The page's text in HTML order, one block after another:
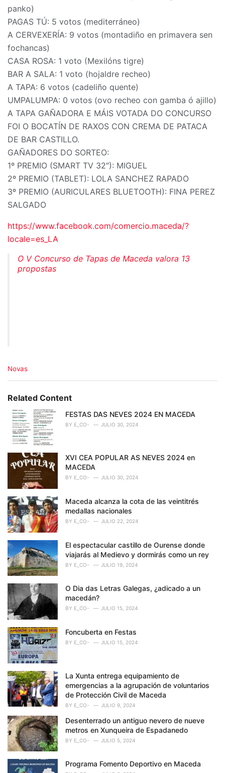
panko)
PAGAS TÚ: 5 votos (mediterráneo)
A CERVEXERÍA: 9 votos (montadiño en primavera sen
fochancas)
CASA ROSA: 1 voto (Mexilóns tigre)
BAR A SALA: 1 voto (hojaldre recheo)
A TAPA: 6 votos (cadeliño quente)
UMPALUMPA: 0 votos (ovo recheo con gamba ó ajillo)
A TAPA GAÑADORA E MÁIS VOTADA DO CONCURSO
FOI O BOCATÍN DE RAXOS CON CREMA DE PATACA
DE BAR CASTILLO.
GAÑADORES DO SORTEO:
1º PREMIO (SMART TV 32″): MIGUEL
2º PREMIO (TABLET): LOLA SANCHEZ RAPADO
3º PREMIO (AURICULARES BLUETOOTH): FINA PEREZ
SALGADO
https://www.facebook.com/comercio.maceda/?
locale=es_LA
O V Concurso de Tapas de Maceda valora 13
propostas
C
e
Novas
Related Content
FESTAS DAS NEVES 2024 EN MACEDA
BY E_CO- JULIO 30, 2024
XVI CEA POPULAR AS NEVES 2024 en
MACEDA
BY E_CO- JULIO 30, 2024
Maceda alcanza la cota de las veintitrés
medallas nacionales
BY E_CO- JULIO 22, 2024
El espectacular castillo de Ourense donde
viajarás al Medievo y dormirás como un rey
BY E_CO- JULIO 19, 2024
O Dia das Letras Galegas, ¿adicado a un
macedán?
BY E_CO- JULIO 15, 2024
Foncuberta en Festas
BY E_CO- JULIO 15, 2024
La Xunta entrega equipamiento de
emergencias a la agrupación de voluntarios
de Protección Civil de Maceda
BY E_CO- JULIO 9, 2024
Desenterrado un antiguo nevero de nueve
metros en Xunqueira de Espadanedo
BY E_CO- JULIO 5, 2024
Programa Fomento Deportivo en Maceda